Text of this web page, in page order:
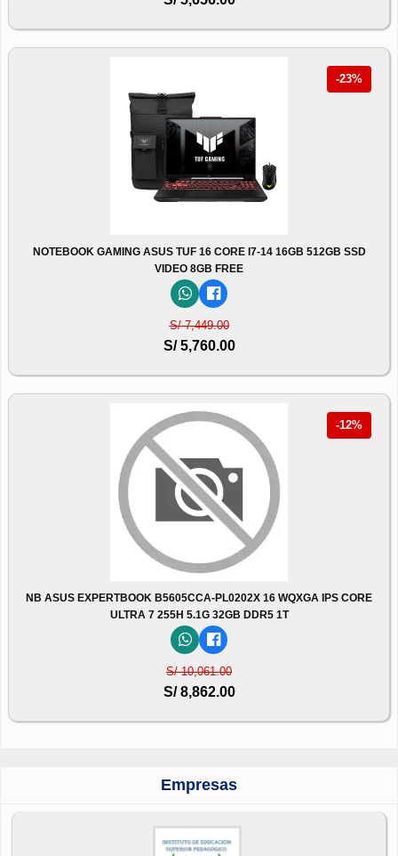
-23%
NOTEBOOK GAMING ASUS TUF 16 CORE I7-14 16GB 512GB SSD
VIDEO 8GB FREE
S/ 7,449.00
S/ 5,760.00
-12%
NB ASUS EXPERTBOOK B5605CCA-PL0202X 16 WQXGA IPS CORE
ULTRA 7 255H 5.1G 32GB DDR5 1T
S/ 10,061.00
S/ 8,862.00
Empresas